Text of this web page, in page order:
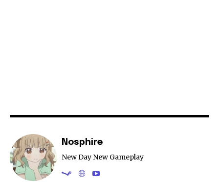
Nosphire
New Day New Gameplay